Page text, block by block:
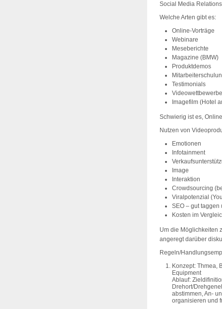
Social Media
Welche Arten gibt es:
Online-Vorträge
Webinare
Meseberichte
Magazine (BMW)
Produktdemos
Testimonials
Imagefilm (Hotel
Schwierig ist es,
Nutzen von
Emotionen
Infotainment
Image
Interaktion
Crowdsourcing
Viralpotenzial
SEO – gut
Kosten im
Um die Möglichkeiten
angeregt darüber
Regeln/
Konzept: Thmea,
Equipment
Ablauf:
Drehort/
abstimmen, An-
organisieren und